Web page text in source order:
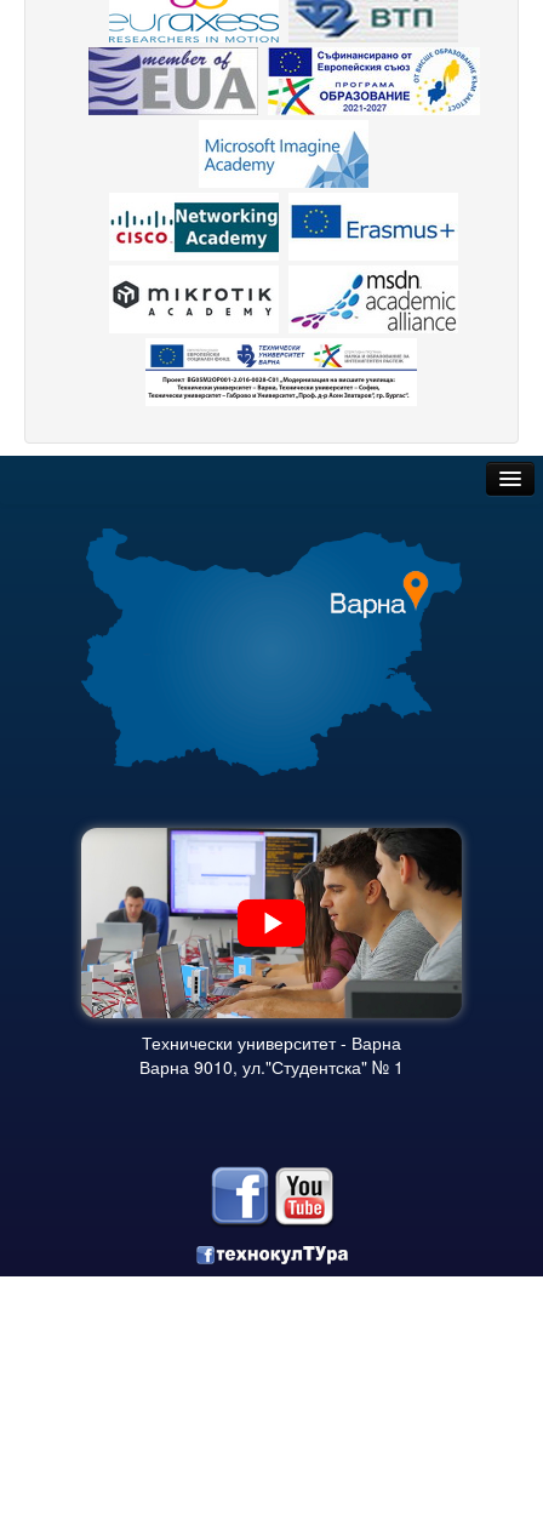
Библиотека
Спортен комплекс
Студентски стол
Общежития
Сертификати
Защита на личните данни
Декларация за достъпност
Достъп до информация
Нормативни документи
Научна дейност
Научни проекти
Конкурси за научни проекти
Докторанти
Научноизследователски институт
Начало
Съобщения НИИ
ННП Млади учени и постдокторанти – 2, втори етап -
Национална програма "Млади учени и
Научна програма „Млади учени и постдокторанти“ 2020
Търгове и наеми
Полезни връзки
Актуални документи
Академичен съвет
Финансова информация
Карта на сайта
Технически университет - Варна
Варна 9010, ул."Студентска" № 1